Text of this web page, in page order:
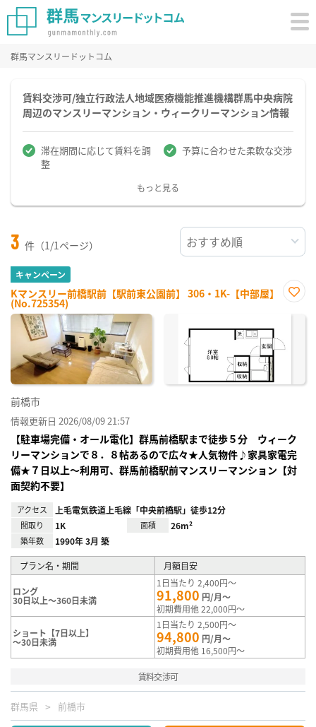
群馬マンスリードットコム
賃料交渉可/独立行政法人地域医療機能推進機構群馬中央病院
周辺のマンスリーマンション・ウィークリーマンション情報
滞在期間に応じて賃料を調
整
予算に合わせた柔軟な交渉
もっと見る
3 件（1/1ページ）
キャンペーン
Kマンスリー前橋駅前【駅前東公園前】 306・1K-【中部屋】
(No.725354)
に入
前橋市
情報更新日 2026/08/09 21:57
【駐車場完備・オール電化】群馬前橋駅まで徒歩５分 ウィーク
リーマンションで８．８帖あるので広々★人気物件♪家具家電完
備★７日以上～利用可、群馬前橋駅前マンスリーマンション【対
面契約不要】
アクセス 上毛電気鉄道上毛線「中央前橋駅」徒歩12分
間取り 1K 面積 26m²
築年数 1990年 3月 築
プラン名・期間 月額目安
ロング
30日以上～360日未満
1日当たり 2,400円～
91,800 円/月～
初期費用他 22,000円～
ショート【7日以上】
～30日未満
1日当たり 2,500円～
94,800 円/月～
初期費用他 16,500円～
賃料交渉可
群馬県 前橋市